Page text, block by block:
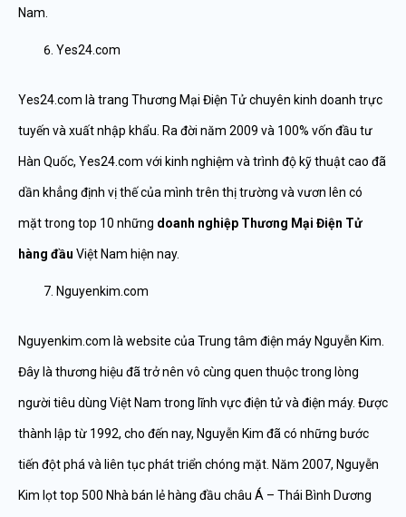
Nam.
Yes24.com
Yes24.com là trang Thương Mại Điện Tử chuyên kinh doanh trực
tuyến và xuất nhập khẩu. Ra đời năm 2009 và 100% vốn đầu tư
Hàn Quốc, Yes24.com với kinh nghiệm và trình độ kỹ thuật cao đã
dần khẳng định vị thế của mình trên thị trường và vươn lên có
mặt trong top 10 những doanh nghiệp Thương Mại Điện Tử
hàng đầu Việt Nam hiện nay.
Nguyenkim.com
Nguyenkim.com là website của Trung tâm điện máy Nguyễn Kim.
Đây là thương hiệu đã trở nên vô cùng quen thuộc trong lòng
người tiêu dùng Việt Nam trong lĩnh vực điện tử và điện máy. Được
thành lập từ 1992, cho đến nay, Nguyễn Kim đã có những bước
tiến đột phá và liên tục phát triển chóng mặt. Năm 2007, Nguyễn
Kim lọt top 500 Nhà bán lẻ hàng đầu châu Á – Thái Bình Dương